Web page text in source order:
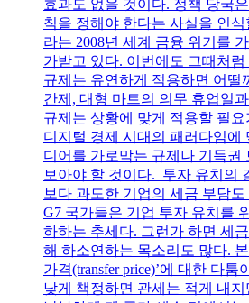
효과도 없을 것이다. 정책 당국
칙을 정해야 한다는 사실을 인
라는 2008년 세계 금융 위기를
가받고 있다. 이번에도 그때처
규제는 유연하게 적용하면 어떨
간제, 대형 마트의 의무 휴업일
규제는 상황에 맞게 적용할 필
디지털 경제 시대의 패러다임에
디어를 가로막는 규제나 기득권
보아야 할 것이다. 투자 유치의
보다 과도한 기업의 세금 부담
G7 국가들은 기업 투자 유치를
하하는 추세다. 그런가 하면 세
해 하소연하는 목소리도 많다.
가격(transfer price)’에 대한 다
낮게 책정하면 관세는 적게 내지